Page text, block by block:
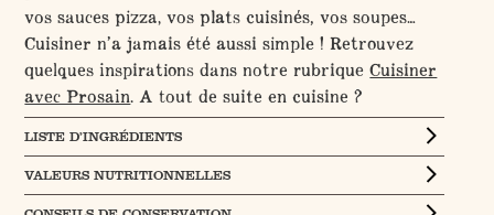
vos sauces pizza, vos plats cuisinés, vos soupes…
Cuisiner n’a jamais été aussi simple ! Retrouvez
quelques inspirations dans notre rubriqueCuisiner
avec Prosain. A tout de suite en cuisine ?
LISTE D’INGRÉDIENTS
VALEURS NUTRITIONNELLES